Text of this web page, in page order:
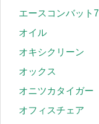
エースコンバット7
オイル
オキシクリーン
オックス
オニツカタイガー
オフィスチェア